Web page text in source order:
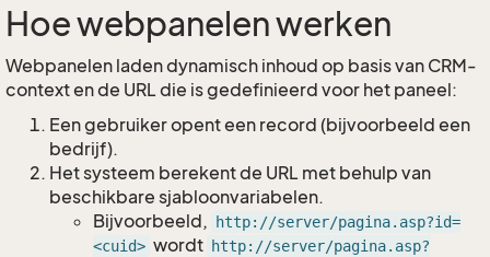
Hoe webpanelen werken
Webpanelen laden dynamisch inhoud op basis van CRM-
context en de URL die is gedefinieerd voor het paneel:
Een gebruiker opent een record (bijvoorbeeld een
bedrijf).
Het systeem berekent de URL met behulp van
beschikbare sjabloonvariabelen.
Bijvoorbeeld,
http://server/pagina.asp?id=
<cuid> wordt http://server/pagina.asp?